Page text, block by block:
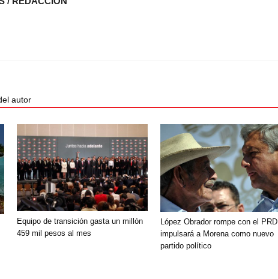
autor
Equipo de transición gasta un millón
459 mil pesos al mes
López Obrador rompe con el PRD,
impulsará a Morena como nuevo
partido político